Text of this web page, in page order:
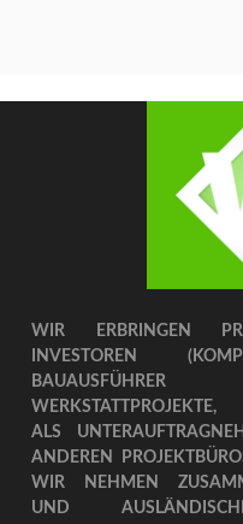
WIR ERBRINGEN
INVESTOREN
ALS
ANDEREN
WIR NEHMEN
UND